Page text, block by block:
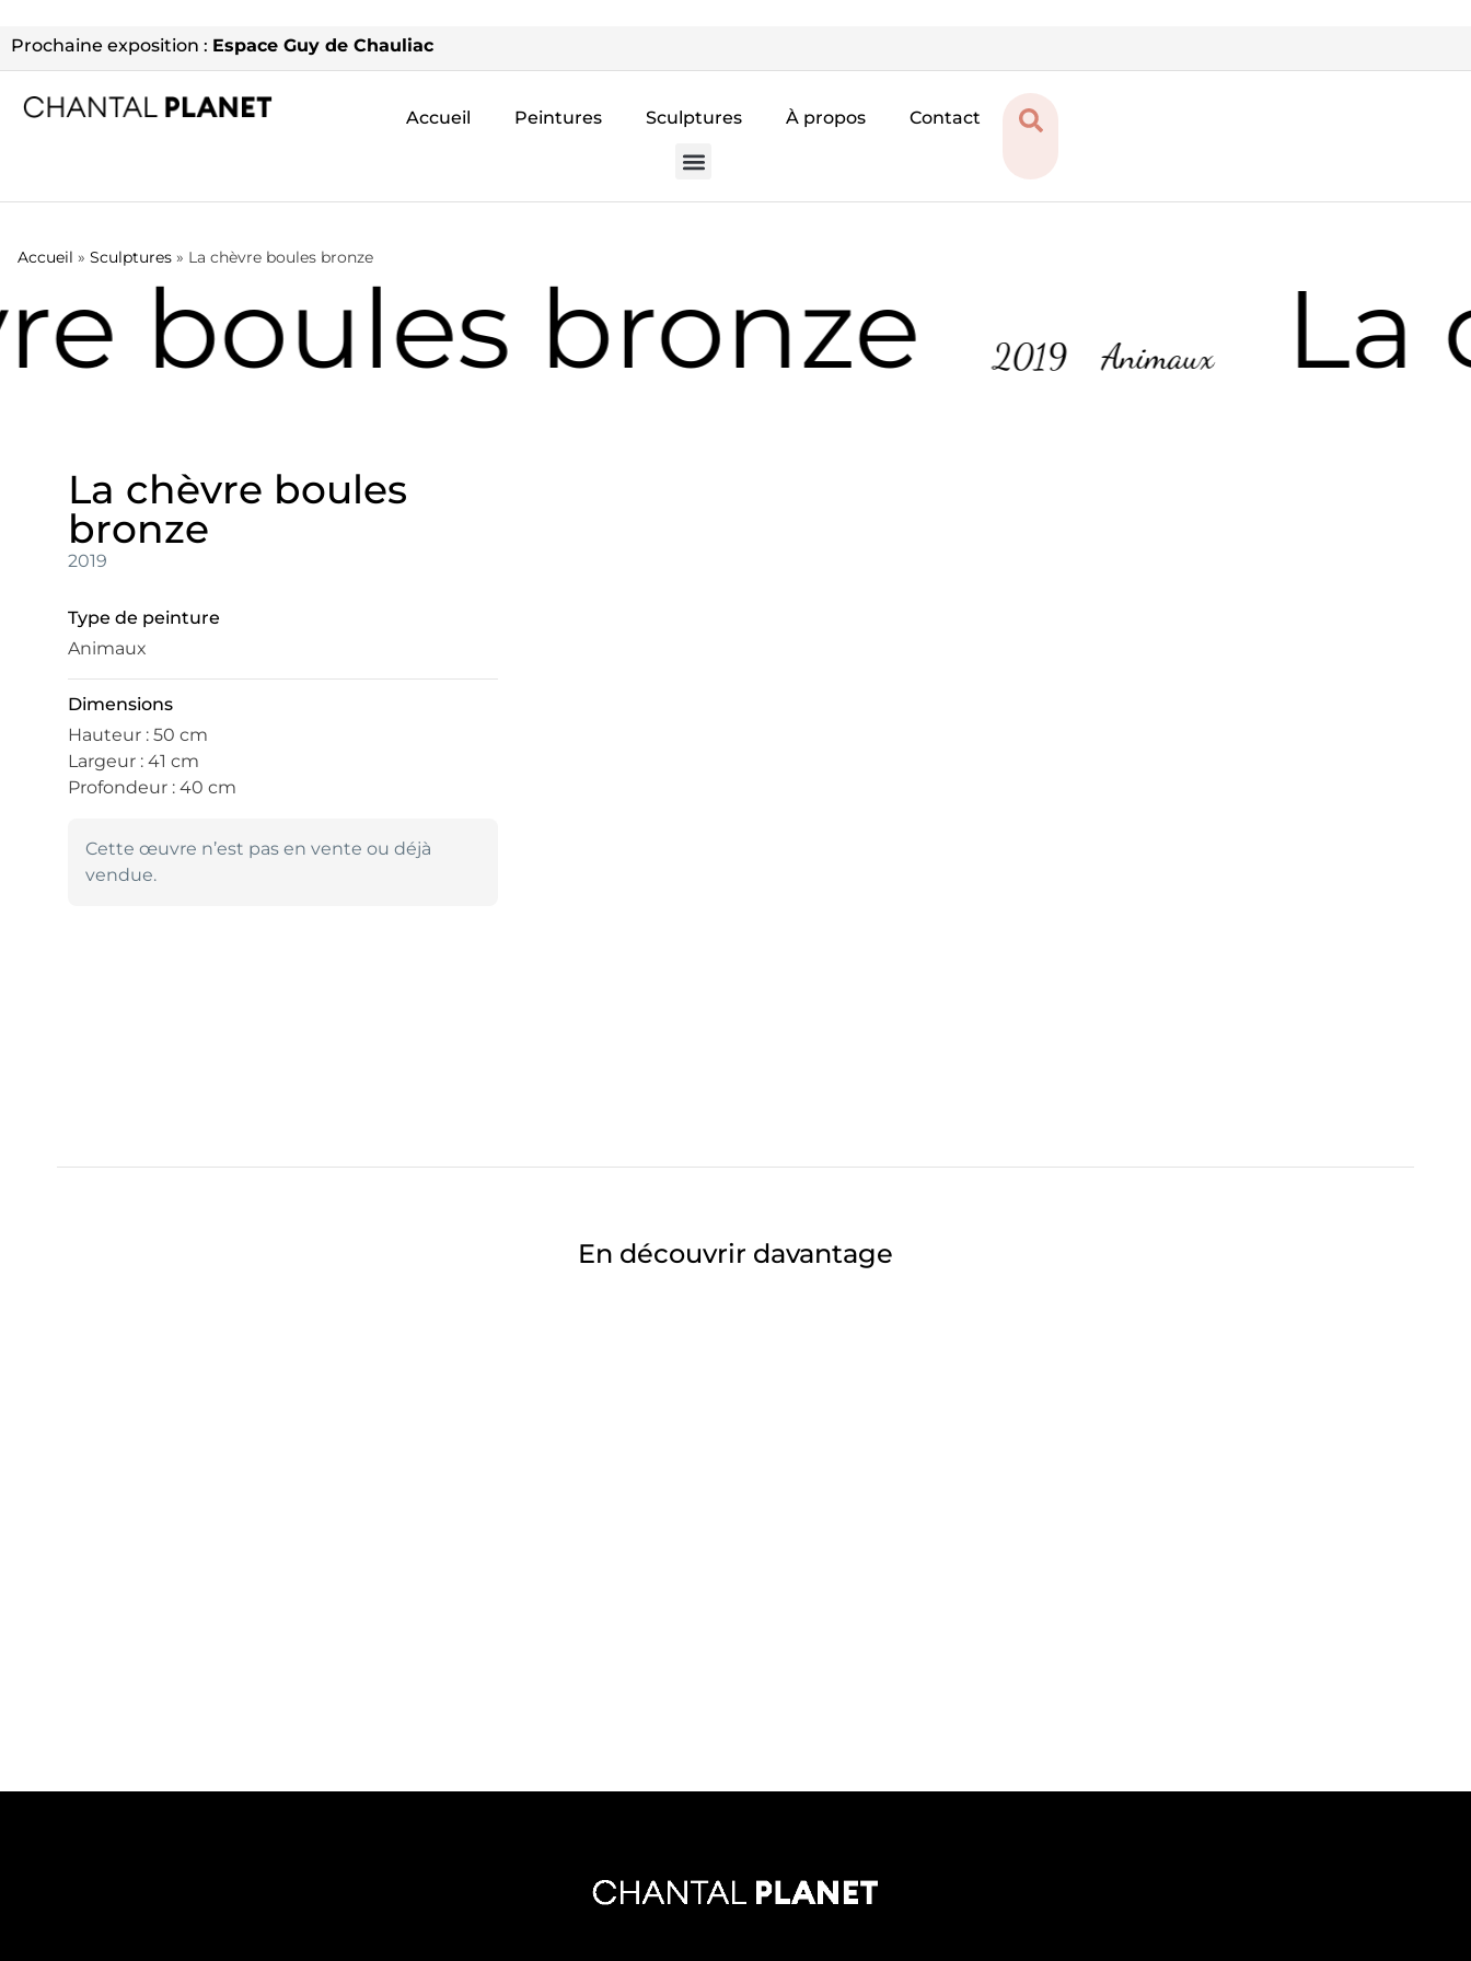
Prochaine exposition : Espace Guy de Chauliac
Accueil Peintures Sculptures À propos Contact
Accueil » Sculptures » La chèvre boules bronze
boules bronze 2019 Animaux La
La chèvre boules
bronze
2019
Type de peinture
Animaux
Dimensions
Hauteur : 50 cm
Largeur : 41 cm
Profondeur : 40 cm
Cette œuvre n’est pas en vente ou déjà
vendue.
En découvrir davantage